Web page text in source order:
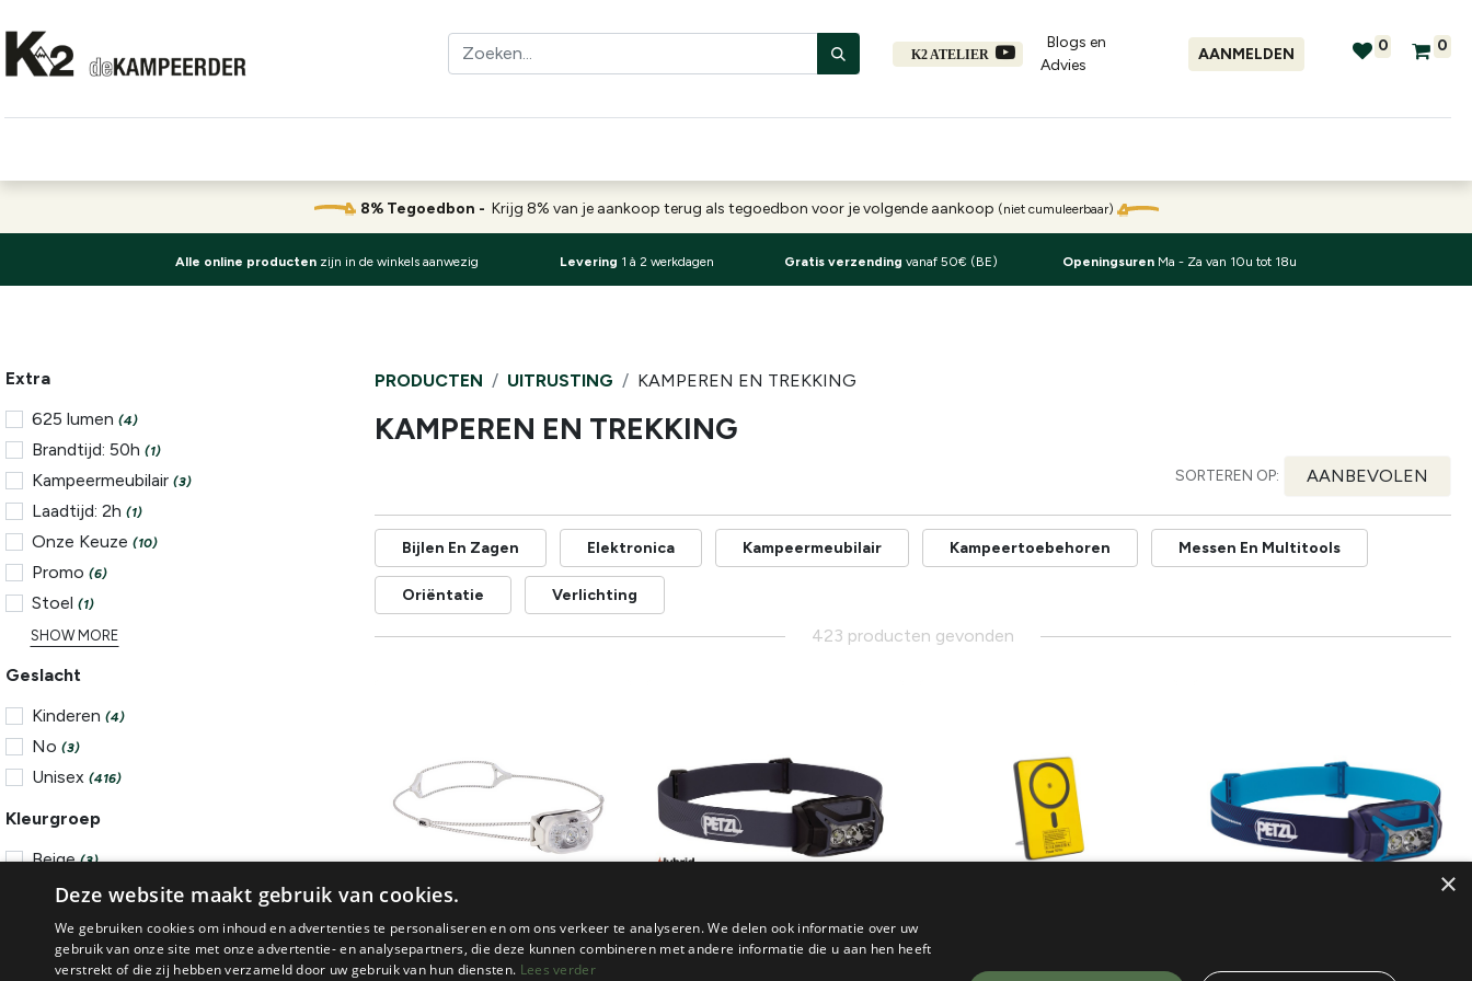
K2 ATELIER
Blogs en
Advies​
AANMELDEN 0 0
8% Tegoedbon - Krijg 8% van je aankoop terug als tegoedbon voor je volgende aankoop (niet cumuleerbaar)
Alle online producten zijn in de winkels aanwezig Levering 1 à 2 werkdagen Gratis verzending vanaf 50€ (BE) Openingsuren Ma - Za van 10u tot 18u
Extra
625 lumen (4)
Brandtijd: 50h (1)
Kampeermeubilair (3)
Laadtijd: 2h (1)
Onze Keuze (10)
Promo (6)
Stoel (1)
SHOW MORE
Geslacht
Kinderen (4)
No (3)
Unisex (416)
Kleurgroep
Beige (3)
Blauw (41)
Bruin
Geel (7)
PRODUCTEN UITRUSTING KAMPEREN EN TREKKING
KAMPEREN EN TREKKING
SORTEREN OP: AANBEVOLEN
Bijlen En Zagen Elektronica Kampeermeubilair Kampeertoebehoren Messen En Multitools
Oriëntatie Verlichting
423 producten gevonden
Nieuw!
Petzl Waka Waka Petzl
×
Deze website maakt gebruik van cookies.
We gebruiken cookies om inhoud en advertenties te personaliseren en om ons verkeer te analyseren. We delen ook informatie over uw
gebruik van onze site met onze advertentie- en analysepartners, die deze kunnen combineren met andere informatie die u aan hen heeft
verstrekt of die zij hebben verzameld door uw gebruik van hun diensten. Lees verder